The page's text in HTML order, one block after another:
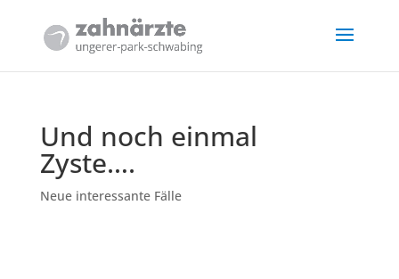
Und noch einmal
Zyste….
Neue interessante Fälle